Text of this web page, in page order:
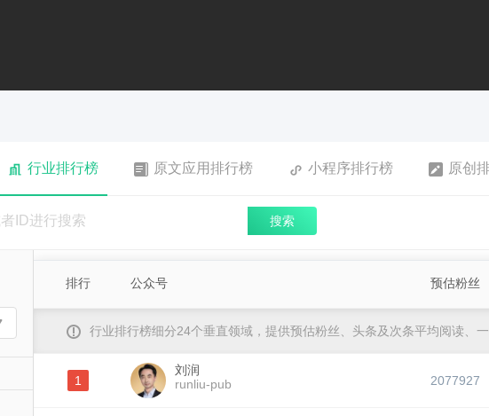
行业排行榜 原文应用排行榜 小程序排行榜 原创
搜索
排行 公众号 预估粉丝
行业排行榜细分24个垂直领域，提供预估粉丝、头条及次条平均阅读、
1
刘润
runliu-pub
2077927